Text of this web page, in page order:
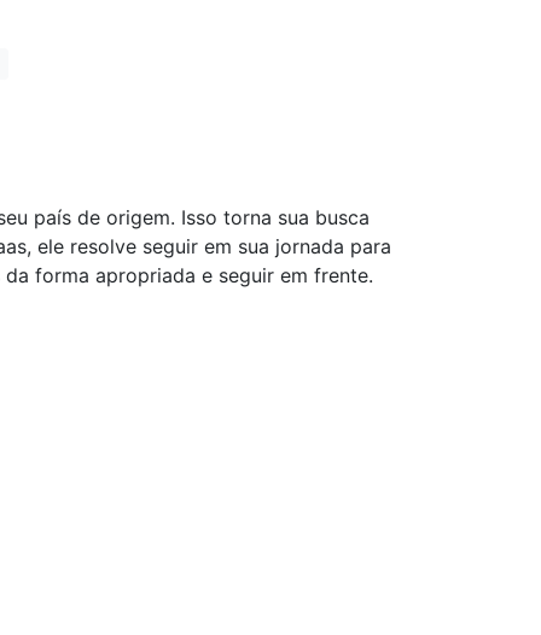
país de origem. Isso torna sua busca
ele resolve seguir em sua jornada para
forma apropriada e seguir em frente.